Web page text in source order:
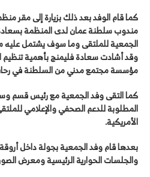
كما قام الوفد بعد ذلك بزيارة إلى مقر
مندوب سلطنة عمان لدى المنظمة بسعادة
الجمعية للملتقى وما سوف يشتمل عليه من
وقد أشادت سعادة فليمنج بأهمية تنظيم
مؤسسة مجتمع مدني من السلطنة في
كما التقى وفد الجمعية مع رئيس قسم
المطلوبة للدعم الصحفي والإعلامي
الأمريكية.
بعدها قام وفد الجمعية بجولة داخل
والجلسات الحوارية الرئيسية ومعرض